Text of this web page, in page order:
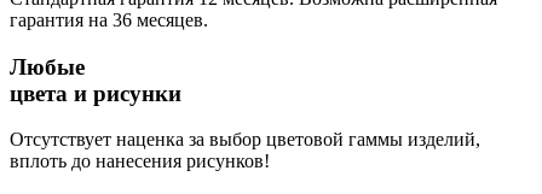
гарантия на 36 месяцев.
Любые
цвета и рисунки
Отсутствует наценка за выбор цветовой гаммы изделий,
вплоть до нанесения рисунков!